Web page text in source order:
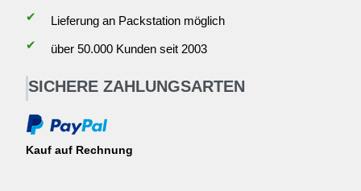
✔
Lieferung an Packstation möglich
✔
über 50.000 Kunden seit 2003
SICHERE ZAHLUNGSARTEN
Kauf auf Rechnung